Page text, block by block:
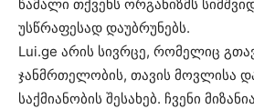
წამალი თქვენს ორგანიზმს
უსწრაფესად დაუბრუნებს.
Lui.ge არის სივრცე, რომელიც
ჯანმრთელობის, თავის მოვლისა
საქმიანობის შესახებ. ჩვენი